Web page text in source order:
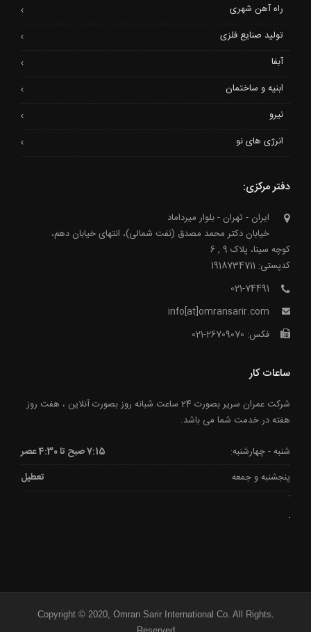
راه آهن شهری
تولید صنایع فلزی
آبفا
ابنیه و ساختمان
نیرو
انرژی های نو
دفتر مرکزی:
ایران - تهران - بلوار میرداماد
خیابان دکتر محمد مصدق (نفت شمالی)، انتهای خیابان دهم،
کوچه سینا، پلاک 9 , 6
کدپستی: 1918734711
021-74491
info[at]omransarir.com
فکس: 26709070-021
ساعات کار
شرکت عمران سریر بصورت 24 ساعت شبانه روز بصورت آنلاین ، هفت روز
هفته در خدمت شما می باشد.
شنبه - چهارشنبه:
7:15 صبح تا 4:30 عصر
پنجشنبه و جمعه
تعطیل
Copyright © 2020, Omran Sarir International Co. All Rights